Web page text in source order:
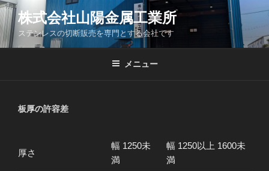
コ
ン
テ
ン
株式会社山陽金属工業所
ステンレスの切断販売を専門とする会社です
メニュー
板厚の許容差
厚さ
幅 1250未
満
幅 1250以上 1600未
満